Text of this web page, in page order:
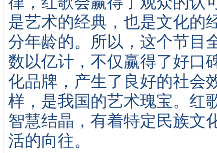
是艺术的经典，也是文化的
分年龄的。所以，这个节目
数以亿计，不仅赢得了好口
化品牌，产生了良好的社会
样，是我国的艺术瑰宝。红
智慧结晶，有着特定民族文
活的向往。